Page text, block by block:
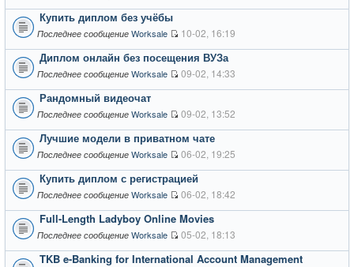
Купить диплом без учёбы
Последнее сообщение Worksale 10-02, 16:19
Диплом онлайн без посещения ВУЗа
Последнее сообщение Worksale 09-02, 14:33
Рандомный видеочат
Последнее сообщение Worksale 09-02, 13:52
Лучшие модели в приватном чате
Последнее сообщение Worksale 06-02, 19:25
Купить диплом с регистрацией
Последнее сообщение Worksale 06-02, 18:42
Full-Length Ladyboy Online Movies
Последнее сообщение Worksale 05-02, 18:13
TKB e-Banking for International Account Management